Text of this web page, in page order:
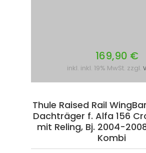
169,90 €
inkl. inkl. 19% MwSt. zzgl.
Thule Raised Rail
Dachträger f. Alfa 156
mit Reling, Bj. 2004-
Kombi